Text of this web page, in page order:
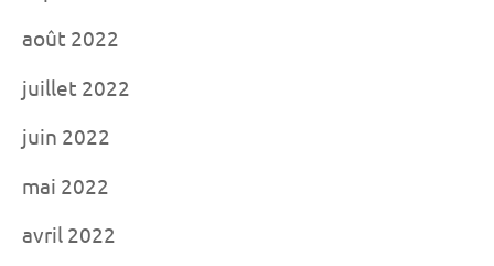
août 2022
juillet 2022
juin 2022
mai 2022
avril 2022